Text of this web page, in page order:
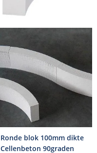
Ronde blok 100mm dikte
Cellenbeton 90graden